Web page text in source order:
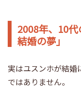
2008年、10
結婚の夢」
実はユスンホが結婚
ではありません。